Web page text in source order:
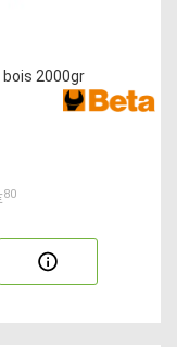
2000gr
80